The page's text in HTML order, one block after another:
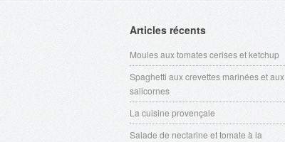
Articles récents
Moules aux tomates cerises et ketchup
Spaghetti aux crevettes marinées et aux
salicornes
La cuisine provençale
Salade de nectarine et tomate à la